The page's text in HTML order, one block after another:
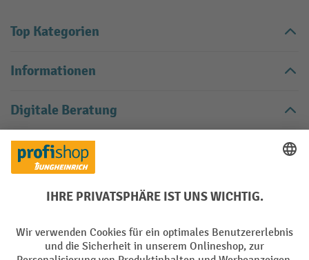
Top Kategorien
Informationen
Digitale Beratung
Kontakt
Kontaktieren Sie uns über unser